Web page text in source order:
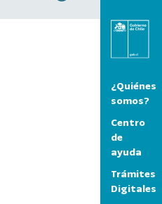
¿Quiénes
somos?
Centro
de
ayuda
Trámites
Digitales